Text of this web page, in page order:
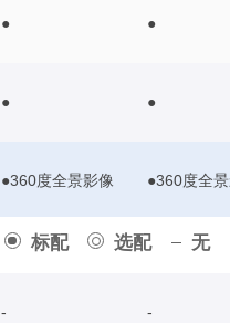
标配 选配 无
● ●
● ●
●360度全景影像 ●360度全
- -